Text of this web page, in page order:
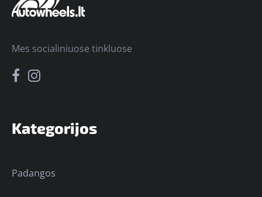
Kategorijos
Padangos
Mes socialiniuose tinkluose